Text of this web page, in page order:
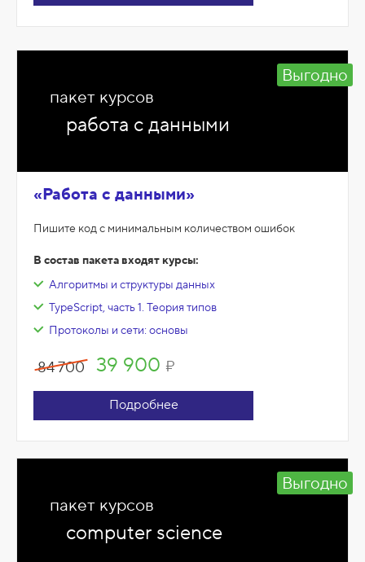
пакет курсов
работа с данными
Выгодно
«Работа с данными»
Пишите код с минимальным количеством ошибок
В состав пакета входят курсы:
Алгоритмы и структуры данных
TypeScript, часть 1. Теория типов
Протоколы и сети: основы
84 700 39 900 ₽
Подробнее
пакет курсов
computer science
Выгодно